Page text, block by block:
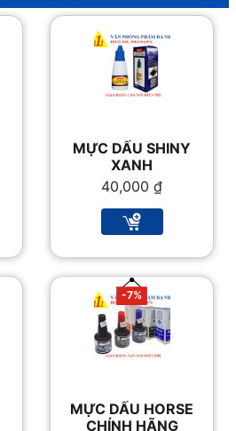
MỰC DẤU SHINY
XANH
40,000₫
-7%
MỰC DẤU HORSE
CHÍNH HÃNG